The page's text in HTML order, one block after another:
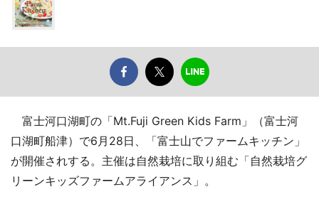
富士河口湖町の「Mt.Fuji Green Kids Farm」（富士河
口湖町船津）で6月28日、「富士山でファームキッチン」
が開催されする。主催は自然栽培に取り組む「自然栽培グ
リーンキッズファームアライアンス」。